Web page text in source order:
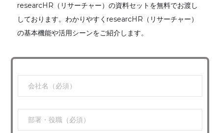
researcHR（リサーチャー）の資料セットを無料でお渡し
しております。わかりやすくresearcHR（リサーチャー）
の基本機能や活用シーンをご紹介します。